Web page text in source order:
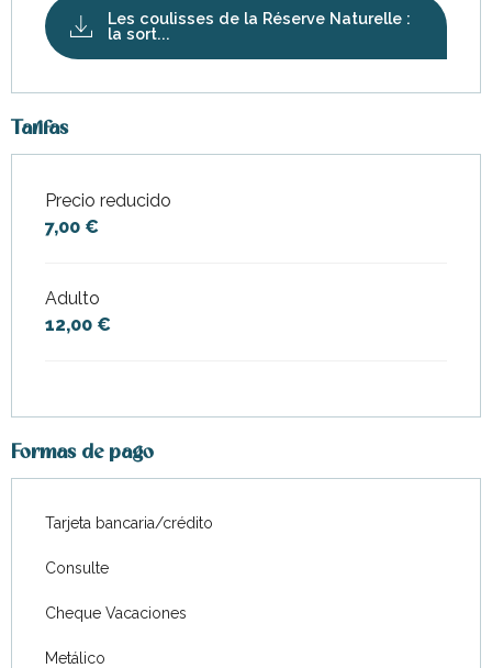
Les coulisses de la Réserve Naturelle :
la sort...
Tarifas
Tarifas 2026
Precio reducido
7,00 €
Adulto
12,00 €
Formas de pago
Tarjeta bancaria/crédito
Consulte
Cheque Vacaciones
Metálico